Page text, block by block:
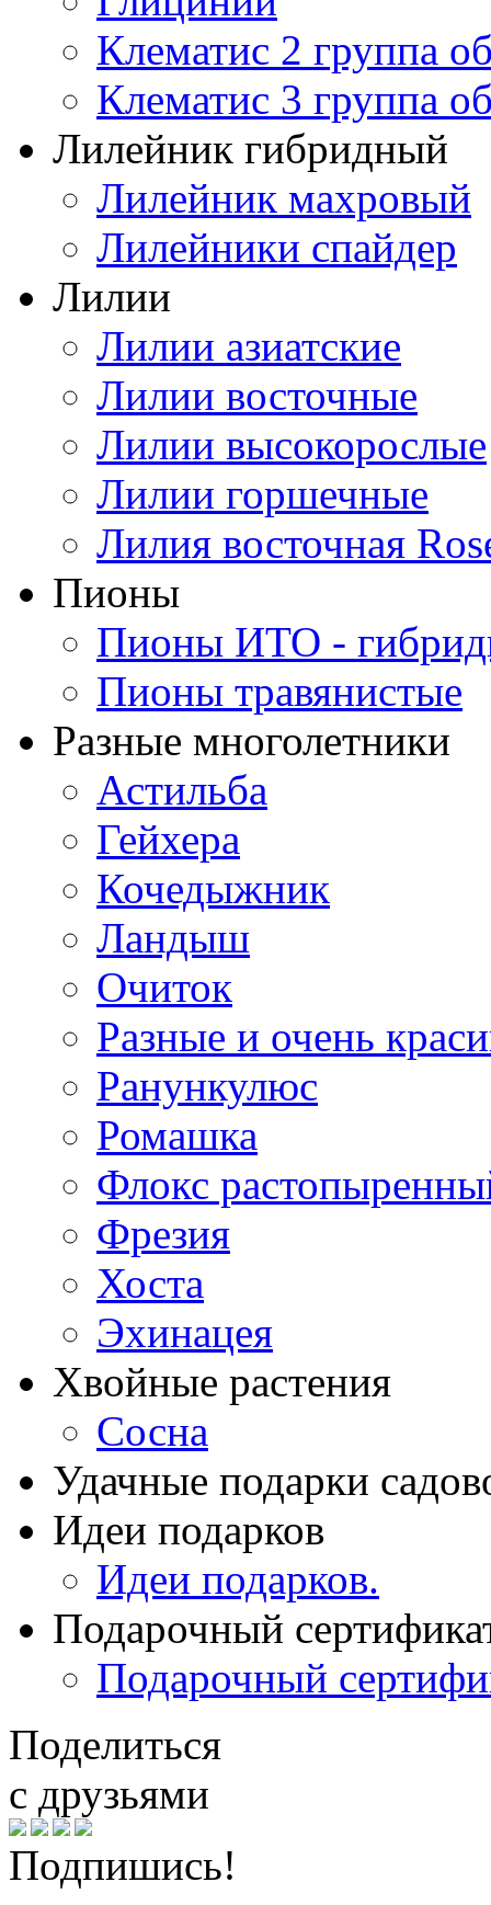
Клематис 2 группа
Клематис 3 группа
Лилейник гибридный
Лилейник махровый
Лилейники спайдер
Лилии
Лилии азиатские
Лилии восточные
Лилии высокорослые
Лилии горшечные
Лилия восточная
Пионы
Пионы ИТО -
Пионы травянистые
Разные многолетники
Астильба
Гейхера
Кочедыжник
Ландыш
Очиток
Разные и очень
Ранункулюс
Ромашка
Флокс
Фрезия
Хоста
Эхинацея
Хвойные растения
Сосна
Удачные подарки
Идеи подарков
Идеи подарков.
Подарочный
Подарочный
Поделиться
с друзьями
Подпишись!